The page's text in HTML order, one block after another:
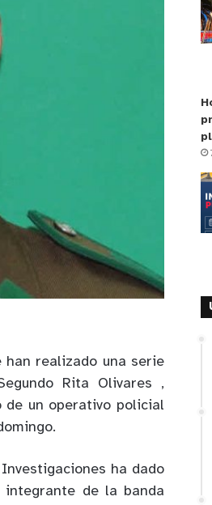
realizado una serie
Rita Olivares ,
de un operativo policial
ha dado
de la banda